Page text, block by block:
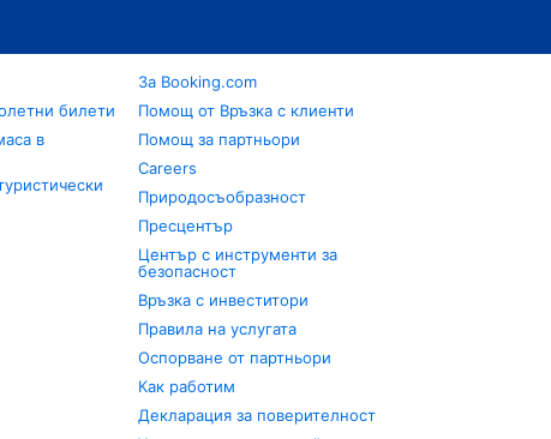
билети
в
За Booking.com
Помощ от Връзка с клиенти
Помощ за партньори
Careers
Природосъобразност
Пресцентър
Център с инструменти за
безопасност
Връзка с инвеститори
Правила на услугата
Оспорване от партньори
Как работим
Декларация за поверителност